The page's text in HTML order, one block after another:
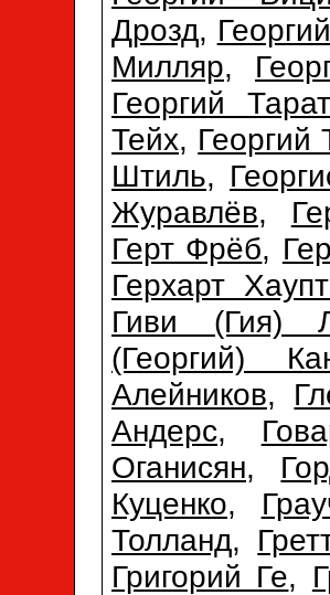
Дрозд,
Милляр,
Георгий
Тейх, Георгий
Штиль,
Журавлёв,
Герт Фрёб,
Герхарт
Гиви (Гия)
(Георгий)
Алейников,
Андерс,
Оганисян,
Куценко,
Толланд,
Григорий Ге,